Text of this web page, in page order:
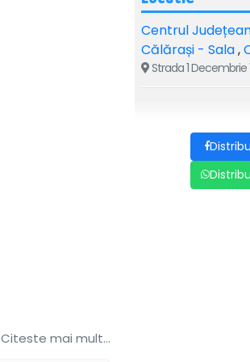
Citeste mai mult...
Centrul
Călărași - Sala,
Strada 1 Decembrie